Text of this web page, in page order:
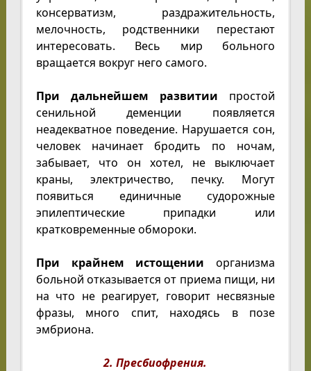
консерватизм, раздражительность,
мелочность, родственники перестают
интересовать. Весь мир больного
вращается вокруг него самого.
При дальнейшем развитии простой
сенильной деменции появляется
неадекватное поведение. Нарушается сон,
человек начинает бродить по ночам,
забывает, что он хотел, не выключает
краны, электричество, печку. Могут
появиться единичные судорожные
эпилептические припадки или
кратковременные обмороки.
При крайнем истощении организма
больной отказывается от приема пищи, ни
на что не реагирует, говорит несвязные
фразы, много спит, находясь в позе
эмбриона.
2. Пресбиофрения.